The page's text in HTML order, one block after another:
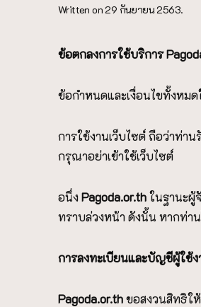
Written on29 กันยายน 2563.
ข้อตกลงการใช้บริการ P
ข้อกำหนดและเงื่อนไขทั้งหม
การใช้งานเว็บไซต์ ถือว่าท่า
กรุณาอย่าเข้าใช้เว็บไซต์
อนึ่งPagoda.or.thในฐานะผู้
ทราบล่วงหน้า ดังนั้น หากท่า
การลงทะเบียนและบัญชีผู้ใช้ง
Pagoda.or.thขอสงวนสิทธิใ